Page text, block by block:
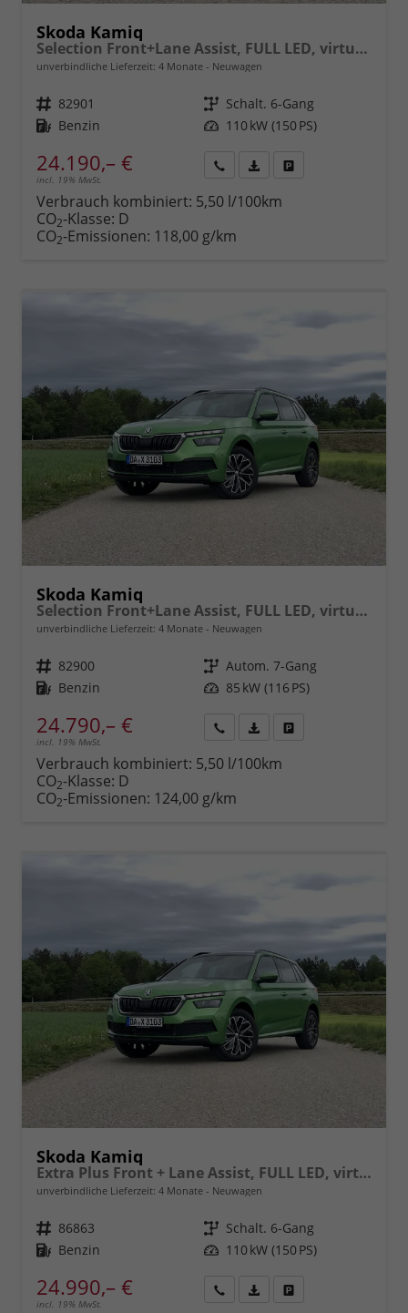
Skoda Kamiq
Selection Front+Lane Assist, FULL LED, virtuelles Cockpit, , Climatronic, Parksensoren, ISOFIX, el. Fensterheber, Tempomat, Sitzhzg. uvm.
unverbindliche Lieferzeit: 4 Monate Neuwagen
Fahrzeugnr. 82901 Getriebe Schalt. 6-Gang
Kraftstoff Benzin Leistung 110 kW (150 PS)
24.190,– €
incl. 19% MwSt.
anfordern
Datei,
Verbrauch kombiniert: 5,50 l/100km
CO2-Klasse: D
CO2-Emissionen: 118,00 g/km
Skoda Kamiq
Selection Front+Lane Assist, FULL LED, virtuelles Cockpit, , Climatronic, Parksensoren, ISOFIX, el. Fensterheber, Tempomat, Sitzhzg. uvm.
unverbindliche Lieferzeit: 4 Monate Neuwagen
Fahrzeugnr. 82900 Getriebe Autom. 7-Gang
Kraftstoff Benzin Leistung 85 kW (116 PS)
24.790,– €
incl. 19% MwSt.
anfordern
Datei,
Verbrauch kombiniert: 5,50 l/100km
CO2-Klasse: D
CO2-Emissionen: 124,00 g/km
Skoda Kamiq
Extra Plus Front + Lane Assist, FULL LED, virtuelles Cockpit, Climatronic, Parksensoren, Rückfahrkamera, ISOFIX, el. Fensterheber, Tempomat, Sitzhzg. uvm.
unverbindliche Lieferzeit: 4 Monate Neuwagen
Fahrzeugnr. 86863 Getriebe Schalt. 6-Gang
Kraftstoff Benzin Leistung 110 kW (150 PS)
24.990,– €
incl. 19% MwSt.